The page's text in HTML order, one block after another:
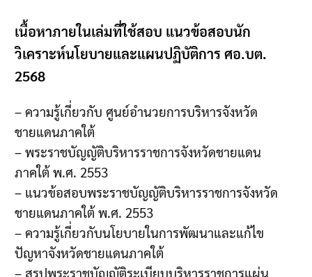
เนื้อหาภายในเล่มที่ใช้สอบ แนวข้อสอบนัก
วิเคราะห์นโยบายและแผนปฏิบัติการ ศอ.บต.
2568
– ความรู้เกี่ยวกับ ศูนย์อำนวยการบริหารจังหวัด
ชายแดนภาคใต้
– พระราชบัญญัติบริหารราชการจังหวัดชายแดน
ภาคใต้ พ.ศ. 2553
– แนวข้อสอบพระราชบัญญัติบริหารราชการจังหวัด
ชายแดนภาคใต้ พ.ศ. 2553
– ความรู้เกี่ยวกับนโยบายในการพัฒนาและแก้ไข
ปัญหาจังหวัดชายแดนภาคใต้
– สรุปพระราชบัญญัติระเบียบบริหารราชการแผ่น